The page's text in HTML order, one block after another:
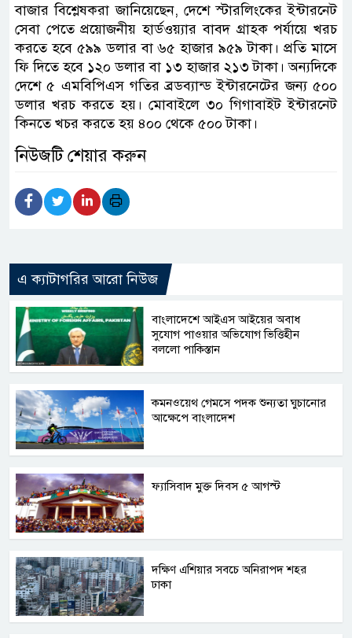
বাজার বিশ্লেষকরা জানিয়েছেন, দেশে স্টারলিংকের ইন্টারনেট
সেবা পেতে প্রয়োজনীয় হার্ডওয়্যার বাবদ গ্রাহক পর্যায়ে খরচ
করতে হবে ৫৯৯ ডলার বা ৬৫ হাজার ৯৫৯ টাকা। প্রতি মাসে
ফি দিতে হবে ১২০ ডলার বা ১৩ হাজার ২১৩ টাকা। অন্যদিকে
দেশে ৫ এমবিপিএস গতির ব্রডব্যান্ড ইন্টারনেটের জন্য ৫০০
ডলার খরচ করতে হয়। মোবাইলে ৩০ গিগাবাইট ইন্টারনেট
কিনতে খচর করতে হয় ৪০০ থেকে ৫০০ টাকা।
নিউজটি শেয়ার করুন
এ ক্যাটাগরির আরো নিউজ
বাংলাদেশে আইএস আইয়ের অবাধ
সুযোগ পাওয়ার অভিযোগ ভিত্তিহীন
বললো পাকিস্তান
কমনওয়েথ গেমসে পদক শুন্যতা ঘুচানোর
আক্ষেপে বাংলাদেশ
ফ্যাসিবাদ মুক্ত দিবস ৫ আগস্ট
দক্ষিণ এশিয়ার সবচে অনিরাপদ শহর
ঢাকা